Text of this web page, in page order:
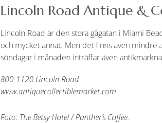
Lincoln Road Antique &
Lincoln Road är den stora gågatan i Miami
och mycket annat. Men det finns även mindre
söndagar i månaden inträffar även
800-1120 Lincoln Road
www.antiquecollectiblemarket.com
Foto: The Betsy Hotel / Panther’s Coffee.